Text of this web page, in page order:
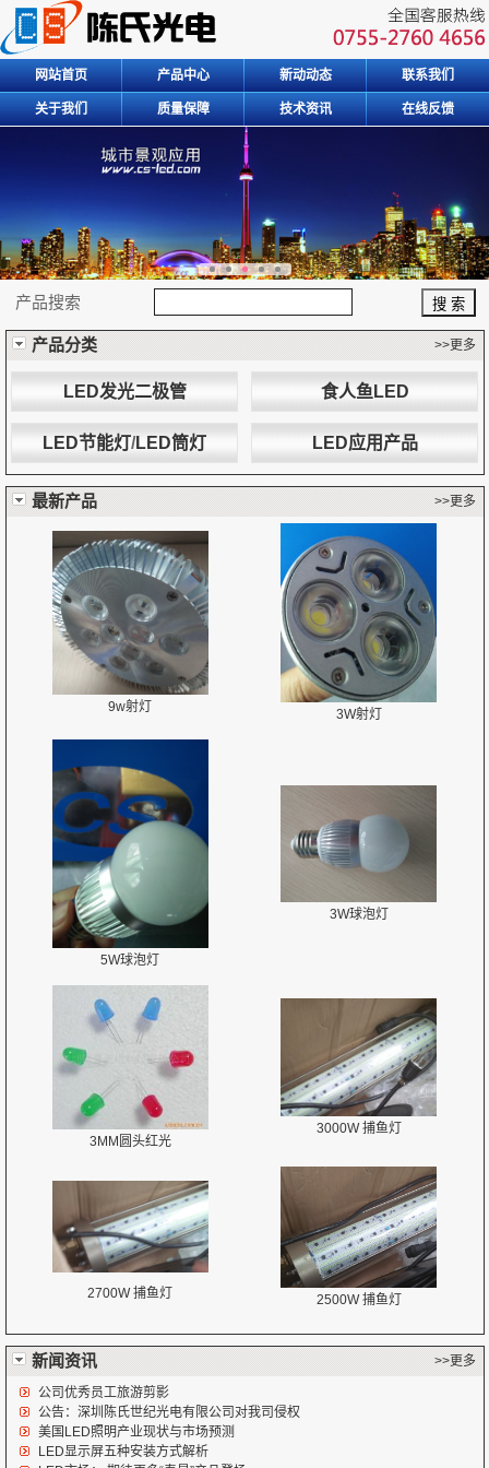
网站首页 产品中心 新动动态 联系我们
关于我们 质量保障 技术资讯 在线反馈
产品搜索
产品分类 >>更多
LED发光二极管 食人鱼LED
LED节能灯/LED筒灯 LED应用产品
最新产品 >>更多
9w射灯 3W射灯
5W球泡灯
3W球泡灯
3MM圆头红光
3000W 捕鱼灯
2700W 捕鱼灯 2500W 捕鱼灯
新闻资讯 >>更多
公司优秀员工旅游剪影
公告：深圳陈氏世纪光电有限公司对我司侵权
美国LED照明产业现状与市场预测
LED显示屏五种安装方式解析